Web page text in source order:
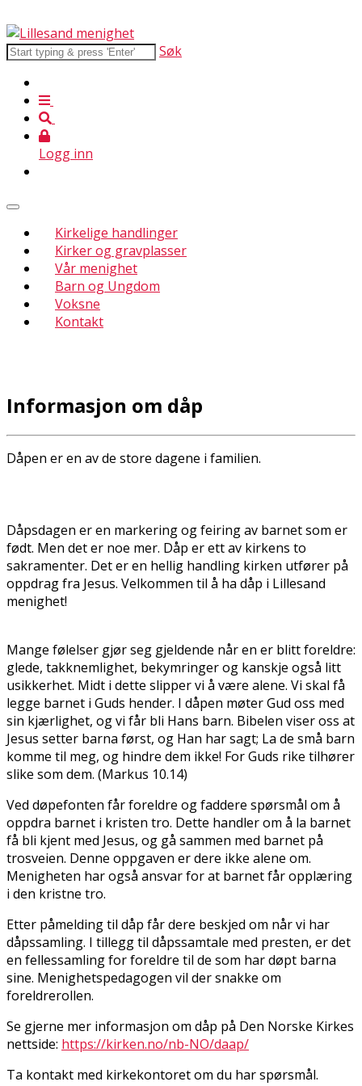
Søk
Logg inn
Kirkelige handlinger
Kirker og gravplasser
Vår menighet
Barn og Ungdom
Voksne
Kontakt
Informasjon om dåp
Dåpen er en av de store dagene i familien.
Dåpsdagen er en markering og feiring av barnet som er
født. Men det er noe mer. Dåp er ett av kirkens to
sakramenter. Det er en hellig handling kirken utfører på
oppdrag fra Jesus. Velkommen til å ha dåp i Lillesand
menighet!
Mange følelser gjør seg gjeldende når en er blitt foreldre:
glede, takknemlighet, bekymringer og kanskje også litt
usikkerhet. Midt i dette slipper vi å være alene. Vi skal få
legge barnet i Guds hender. I dåpen møter Gud oss med
sin kjærlighet, og vi får bli Hans barn. Bibelen viser oss at
Jesus setter barna først, og Han har sagt; La de små barn
komme til meg, og hindre dem ikke! For Guds rike tilhører
slike som dem. (Markus 10.14)
Ved døpefonten får foreldre og faddere spørsmål om å
oppdra barnet i kristen tro. Dette handler om å la barnet
få bli kjent med Jesus, og gå sammen med barnet på
trosveien. Denne oppgaven er dere ikke alene om.
Menigheten har også ansvar for at barnet får opplæring
i den kristne tro.
Etter påmelding til dåp får dere beskjed om når vi har
dåpssamling. I tillegg til dåpssamtale med presten, er det
en fellessamling for foreldre til de som har døpt barna
sine. Menighetspedagogen vil der snakke om
foreldrerollen.
Se gjerne mer informasjon om dåp på Den Norske Kirkes
nettside: https://kirken.no/nb-NO/daap/
Ta kontakt med kirkekontoret om du har spørsmål.